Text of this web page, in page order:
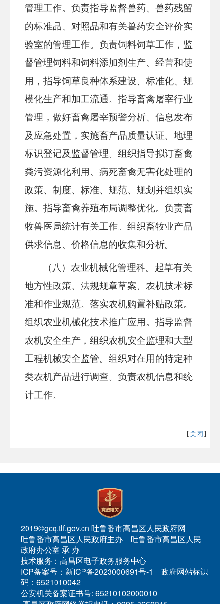
管理工作。负责指导监督兽药、兽药残留
的标准品、对照品和有关兽药安全评价实
验室的管理工作。负责饲料饲草工作，监
督管理饲料和饲料添加剂生产、经营和使
用，指导饲草良种体系建设、标准化、规
模化生产和加工流通。指导畜禽屠宰行业
管理，做好畜禽屠宰预警分析、信息发布
及应急处置，实施畜产品质量认证、地理
标识登记及监督管理。组织指导拟订畜禽
粪污资源化利用、病死畜禽无害化处理的
政策、制度、标准、规范、规划并组织实
施。指导畜禽养殖布局调整优化。负责畜
牧兽医局统计有关工作。组织畜牧业产品
供求信息、价格信息的收集和分析。
（八）农业机械化管理科。起草有关
地方性政策、法规规章草案、农机技术标
准和作业规范。落实农机购置补贴政策。
组织农业机械化技术推广应用。指导监督
农机安全生产，组织农机安全监理和大型
工程机械安全监管。组织对在用的特定种
类农机产品进行调查。负责农机信息和统
计工作。
【关闭】
2019©gcq.tlf.gov.cn 吐鲁番市高昌区人民政府网
吐鲁番市高昌区人民政府主办 吐鲁番市高昌区人民
政府办公室 承 办
技术服务：高昌区电子政务服务中心
ICP备案号：新ICP备2023000691号-1 政府网站标识
码：6521010042
公安机关备案证书号: 65210102000010